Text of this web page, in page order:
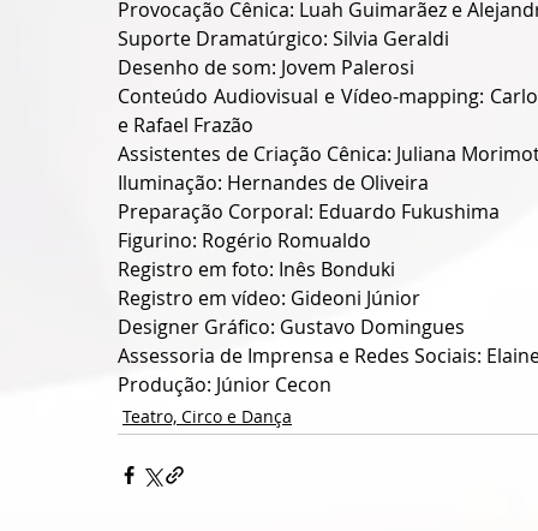
Provocação Cênica: Luah Guimarãez e
Suporte Dramatúrgico: Silvia Geraldi
Desenho de som: Jovem Palerosi
Conteúdo Audiovisual e Vídeo-mapping:
e Rafael Frazão
Assistentes de Criação Cênica: Juliana
Iluminação: Hernandes de Oliveira
Preparação Corporal: Eduardo Fukushima
Figurino: Rogério Romualdo
Registro em foto: Inês Bonduki
Registro em vídeo: Gideoni Júnior
Designer Gráfico: Gustavo Domingues
Assessoria de Imprensa e Redes Sociais:
Produção: Júnior Cecon
Teatro, Circo e Dança